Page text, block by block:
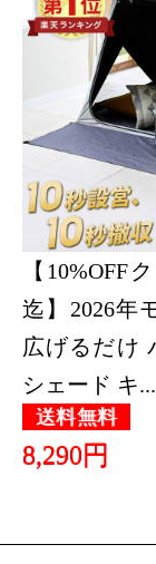
【10%OFF
迄】2026年
広げるだけ
シェード キ...
送料無料
8,290円